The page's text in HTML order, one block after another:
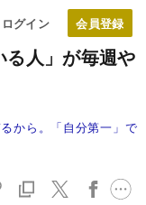
ログイン
る人」が毎週や
から。「自分第一」で